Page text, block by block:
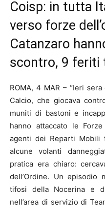
Coisp: in tutta
verso forze
Catanzaro
scontro, 9 feriti
ROMA, 4 MAR – “Ieri
Calcio, che giocava
muniti di bastoni e
hanno attaccato le
agenti dei Reparti Mobili
alcune volanti
pratica era chiaro:
dell’Ordine. Un
tifosi della Nocerina e
nell’area di servizio di